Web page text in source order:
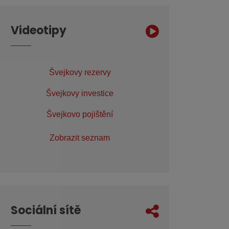
Videotipy
Švejkovy rezervy
Švejkovy investice
Švejkovo pojištění
Zobrazit seznam
Sociální sítě